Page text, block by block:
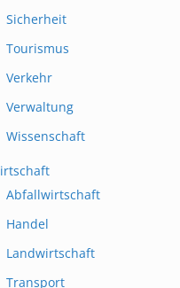
Sicherheit
Tourismus
Verkehr
Verwaltung
Wissenschaft
Abfallwirtschaft
Handel
Landwirtschaft
Transport